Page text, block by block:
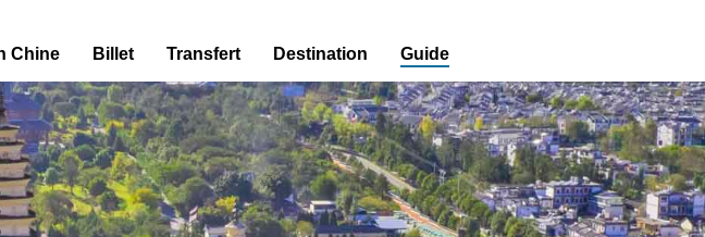
Chine Billet Transfert Destination Guide